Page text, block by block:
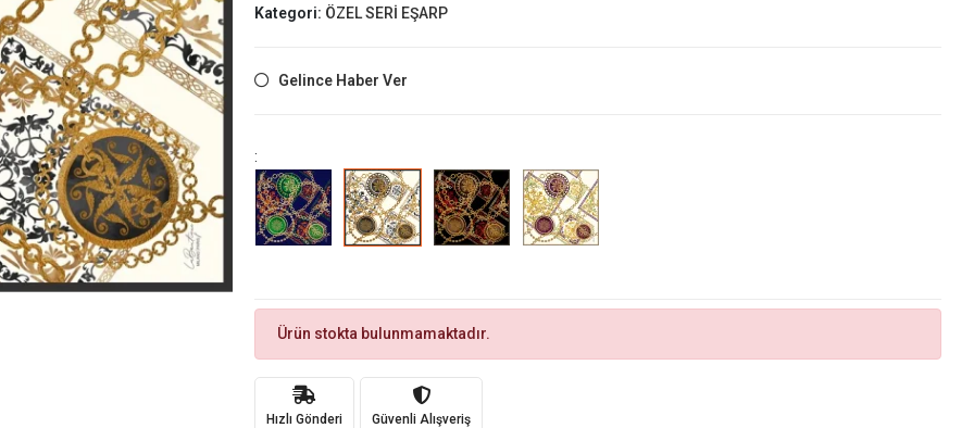
Kategori: ÖZEL SERİ EŞARP
Gelince Haber Ver
:
Ürün stokta bulunmamaktadır.
Hızlı Gönderi Güvenli Alışveriş